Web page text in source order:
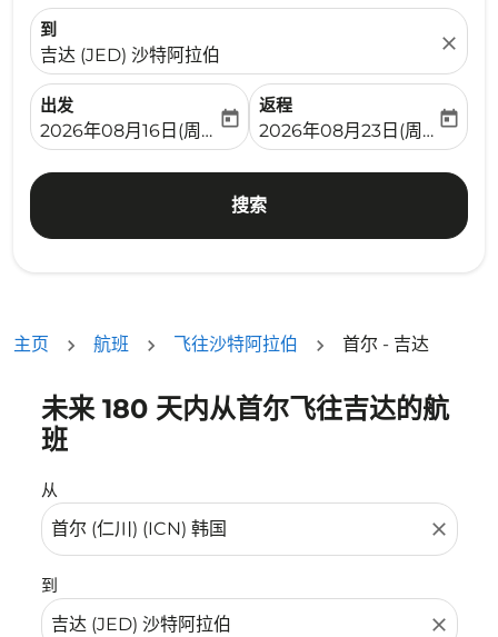
到
吉达 (JED) 沙特阿拉伯
close
出发
fc-booking-departure-date-aria-label
2026年08月16日(周日)
today
返程
fc-booking-return-date-
2026年08月23日(周日)
today
搜索
主页 航班 飞往沙特阿拉伯 首尔 - 吉达
未来 180 天内从首尔飞往吉达的航
班
从
close
到
close
没有符合您的筛选条件的机票。请调整您的筛选条件。